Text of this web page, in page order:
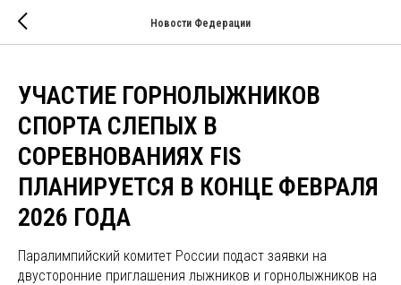
Новости Федерации
УЧАСТИЕ ГОРНОЛЫЖНИКОВ
СПОРТА СЛЕПЫХ В
CОРЕВНОВАНИЯХ FIS
ПЛАНИРУЕТСЯ В КОНЦЕ ФЕВРАЛЯ
2026 ГОДА
Паралимпийский комитет России подаст заявки на
двусторонние приглашения лыжников и горнолыжников на